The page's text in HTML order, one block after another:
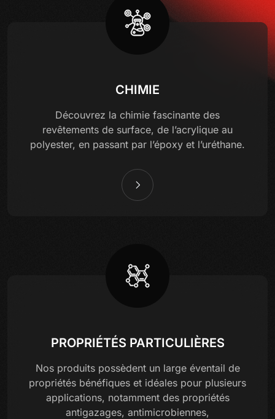
CHIMIE
Découvrez la chimie fascinante des
revêtements de surface, de l’acrylique au
polyester, en passant par l’époxy et l’uréthane.
PROPRIÉTÉS PARTICULIÈRES
Nos produits possèdent un large éventail de
propriétés bénéfiques et idéales pour plusieurs
applications, notamment des propriétés
antigazages, antimicrobiennes,